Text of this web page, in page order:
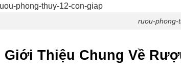
ruou-phong-
Giới Thiệu Chung Về